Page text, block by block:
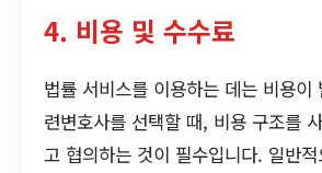
4. 비용 및 수수료
법률 서비스를 이용하는 데는 비용이
련변호사를 선택할 때, 비용 구조를
고 협의하는 것이 필수입니다. 일반